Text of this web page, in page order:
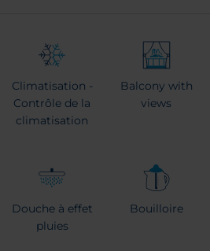
Climatisation -
Contrôle de la
climatisation
Balcony with
views
Douche à effet
pluies
Bouilloire